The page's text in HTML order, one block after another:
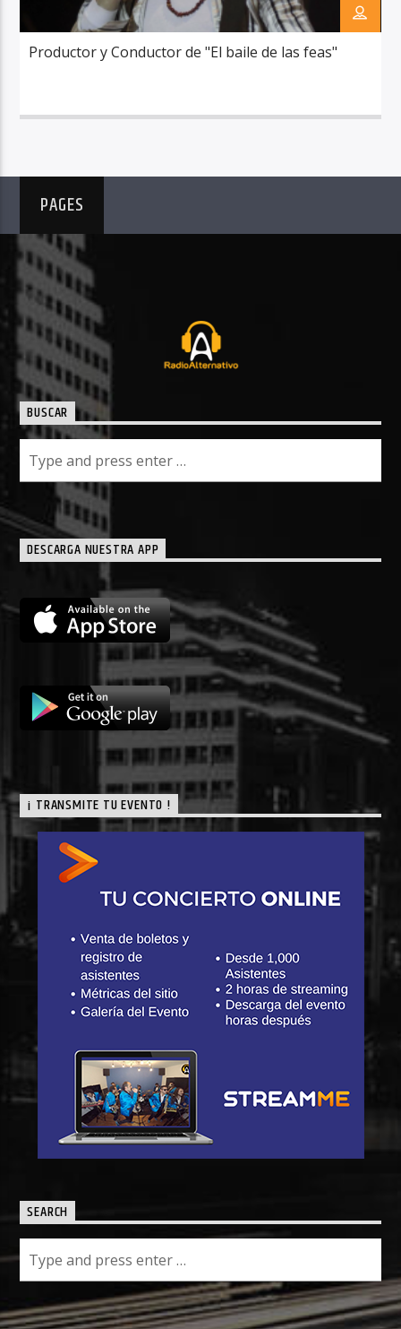
Productor y Conductor de "El baile de las feas"
PAGES
BUSCAR
DESCARGA NUESTRA APP
¡ TRANSMITE TU EVENTO !
SEARCH